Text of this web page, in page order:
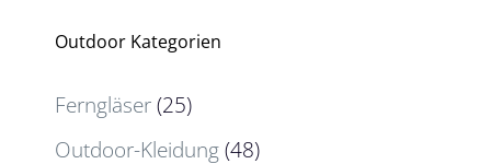
Outdoor Kategorien
Ferngläser(25)
Outdoor-Kleidung(48)